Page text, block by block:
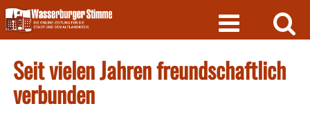
Skip
to
content
Seit vielen Jahren freundschaftlich
verbunden